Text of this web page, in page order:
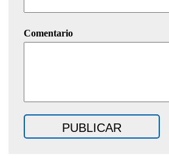
Comentario